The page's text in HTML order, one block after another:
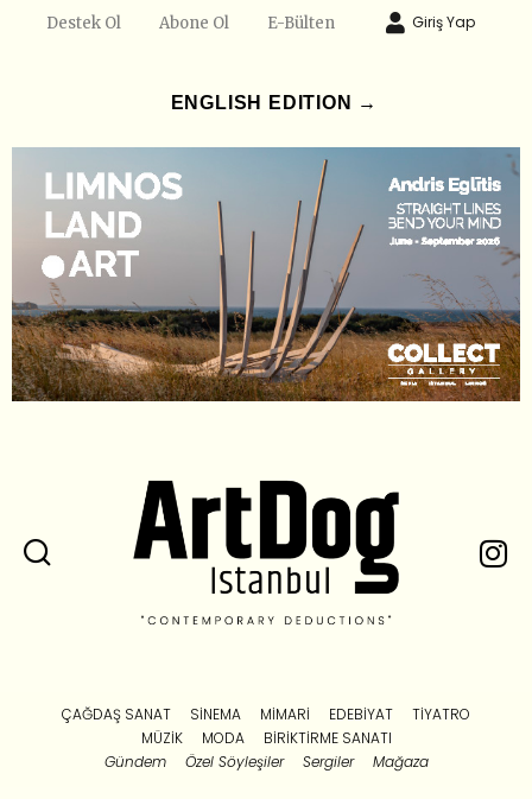
Destek Ol Abone Ol E-Bülten Giriş Yap
ENGLISH EDITION →
ÇAĞDAŞ SANAT SINEMA MIMARI EDEBIYAT
TIYATRO
MÜZIK
MODA
BIRIKTIRME SANATI
Gündem
Özel Söyleşiler Sergiler Mağaza